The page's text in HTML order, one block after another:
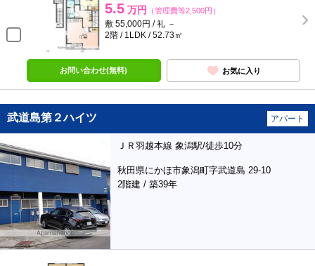
5.5 万円 （管理費等2,500円）
敷 55,000円 / 礼 －
2階 / 1LDK / 52.73㎡
お問い合わせ(無料) お気に入り
武道島第２ハイツ アパート
ＪＲ羽越本線 象潟駅/徒歩10分
秋田県にかほ市象潟町字武道島 29-10
2階建 / 築39年